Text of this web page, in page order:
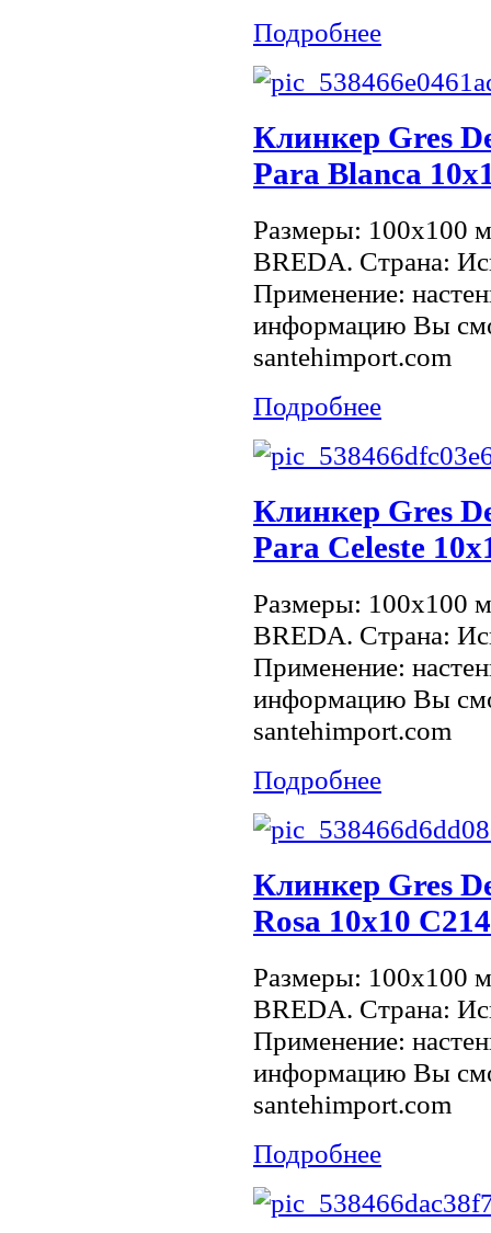
Подробнее
Клинкер Gres
Para Blanca
Размеры: 100x100
BREDA. Страна:
Применение:
информацию Вы
santehimport.com
Подробнее
Клинкер Gres
Para Celeste
Размеры: 100x100
BREDA. Страна:
Применение:
информацию Вы
santehimport.com
Подробнее
Клинкер Gres
Rosa 10х10
Размеры: 100x100
BREDA. Страна:
Применение:
информацию Вы
santehimport.com
Подробнее